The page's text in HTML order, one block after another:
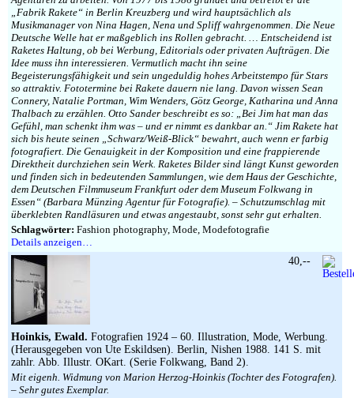
„Fabrik Rakete“ in Berlin Kreuzberg und wird hauptsächlich als
Musikmanager von Nina Hagen, Nena und Spliff wahrgenommen. Die Neue
Deutsche Welle hat er maßgeblich ins Rollen gebracht. … Entscheidend ist
Raketes Haltung, ob bei Werbung, Editorials oder privaten Aufträgen. Die
Idee muss ihn interessieren. Vermutlich macht ihn seine
Begeisterungsfähigkeit und sein ungeduldig hohes Arbeitstempo für Stars
so attraktiv. Fototermine bei Rakete dauern nie lang. Davon wissen Sean
Connery, Natalie Portman, Wim Wenders, Götz George, Katharina und Anna
Thalbach zu erzählen. Otto Sander beschreibt es so: „Bei Jim hat man das
Gefühl, man schenkt ihm was – und er nimmt es dankbar an.“ Jim Rakete hat
sich bis heute seinen „Schwarz/Weiß-Blick“ bewahrt, auch wenn er farbig
fotografiert. Die Genauigkeit in der Komposition und eine frappierende
Direktheit durchziehen sein Werk. Raketes Bilder sind längt Kunst geworden
und finden sich in bedeutenden Sammlungen, wie dem Haus der Geschichte,
dem Deutschen Filmmuseum Frankfurt oder dem Museum Folkwang in
Essen“ (Barbara Münzing Agentur für Fotografie). – Schutzumschlag mit
überklebten Randläsuren und etwas angestaubt, sonst sehr gut erhalten.
Schlagwörter: Fashion photography, Mode, Modefotografie
Details anzeigen…
Hoinkis, Ewald. Fotografien 1924 – 60. Illustration, Mode, Werbung.
(Herausgegeben von Ute Eskildsen). Berlin, Nishen 1988. 141 S. mit
zahlr. Abb. Illustr. OKart. (Serie Folkwang, Band 2).
Mit eigenh. Widmung von Marion Herzog-Hoinkis (Tochter des Fotografen).
– Sehr gutes Exemplar.
40,--